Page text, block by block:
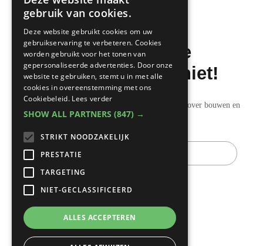
Mis de laatste
bouwnieuwtjes niet!
Ontvang onze wekelijkse updates vol nuttige tips over bouwen en
verbouwen.
E-
mail
gebruik van cookies.
Deze website gebruikt cookies om uw
gebruikservaring te verbeteren. Cookies
worden gebruikt voor het tonen van
gepersonaliseerde advertenties. Door onze
website te gebruiken, stemt u in met alle
cookies in overeenstemming met ons
Cookiebeleid. Lees verder
SHOW ALL PARTNERS (847) →
STRIKT NOODZAKELIJK
PRESTATIE
TARGETING
NIET-GECLASSIFICEERD
ALLES ACCEPTEREN